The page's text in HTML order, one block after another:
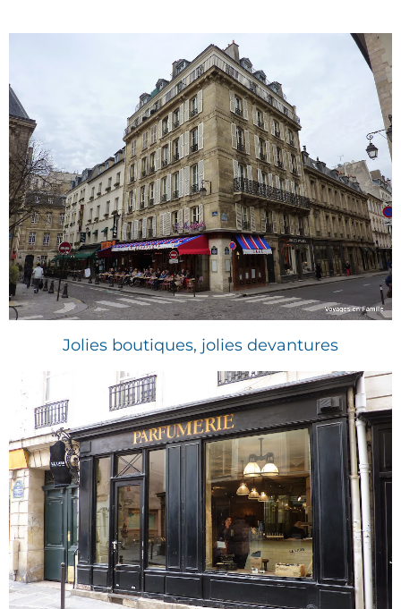
Jolies boutiques, jolies devantures